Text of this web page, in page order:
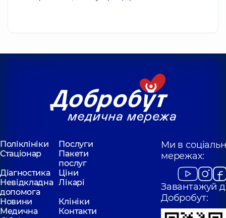
Поліклініки
Послуги
Стаціонар
Пакети
послуг
Діагностика
Ціни
Невідкладна
допомога
Лікарі
Новини
Клініки
Медична
Контакти
Ми в
мережах:
Завантажуй
Добробут: